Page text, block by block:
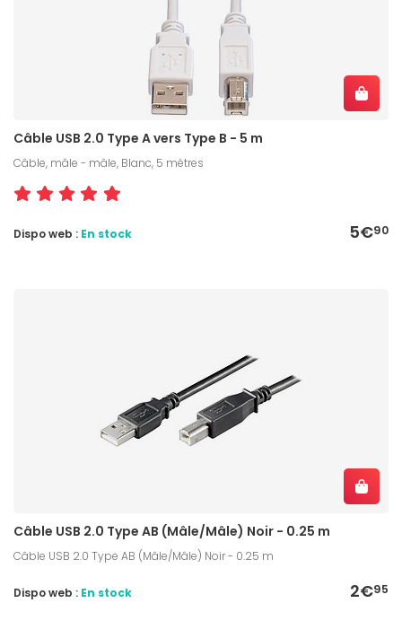
Câble USB 2.0 Type A vers Type B - 5 m
Câble, mâle - mâle, Blanc, 5 mètres
5€90
Dispo web : En stock
Câble USB 2.0 Type AB (Mâle/Mâle) Noir - 0.25 m
Câble USB 2.0 Type AB (Mâle/Mâle) Noir - 0.25 m
2€95
Dispo web : En stock